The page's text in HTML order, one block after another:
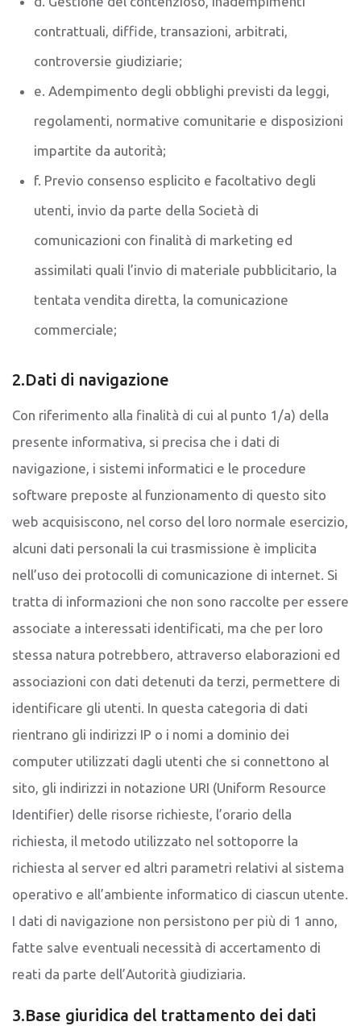
contrattuali, diffide, transazioni, arbitrati,
controversie giudiziarie;
e. Adempimento degli obblighi previsti da leggi,
regolamenti, normative comunitarie e disposizioni
impartite da autorità;
f. Previo consenso esplicito e facoltativo degli
utenti, invio da parte della Società di
comunicazioni con finalità di marketing ed
assimilati quali l’invio di materiale pubblicitario, la
tentata vendita diretta, la comunicazione
commerciale;
2.Dati di navigazione
Con riferimento alla finalità di cui al punto 1/a) della
presente informativa, si precisa che i dati di
navigazione, i sistemi informatici e le procedure
software preposte al funzionamento di questo sito
web acquisiscono, nel corso del loro normale esercizio,
alcuni dati personali la cui trasmissione è implicita
nell’uso dei protocolli di comunicazione di internet. Si
tratta di informazioni che non sono raccolte per essere
associate a interessati identificati, ma che per loro
stessa natura potrebbero, attraverso elaborazioni ed
associazioni con dati detenuti da terzi, permettere di
identificare gli utenti. In questa categoria di dati
rientrano gli indirizzi IP o i nomi a dominio dei
computer utilizzati dagli utenti che si connettono al
sito, gli indirizzi in notazione URI (Uniform Resource
Identifier) delle risorse richieste, l’orario della
richiesta, il metodo utilizzato nel sottoporre la
richiesta al server ed altri parametri relativi al sistema
operativo e all’ambiente informatico di ciascun utente.
I dati di navigazione non persistono per più di 1 anno,
fatte salve eventuali necessità di accertamento di
reati da parte dell’Autorità giudiziaria.
3.Base giuridica del trattamento dei dati